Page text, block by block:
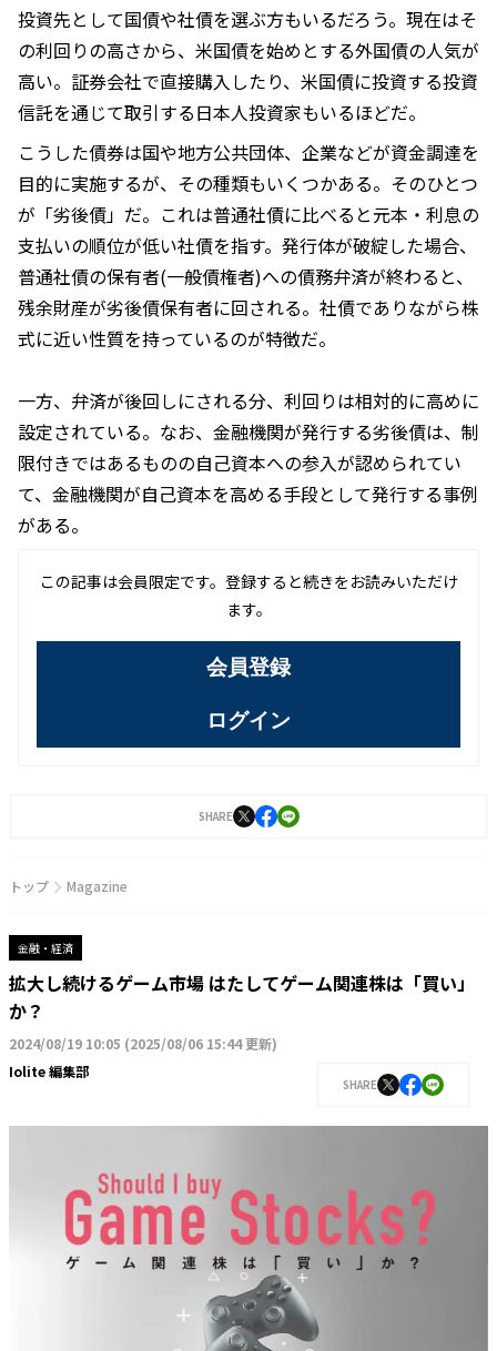
投資先として国債や社債を選ぶ方もいるだろう。現在はそ
の利回りの高さから、米国債を始めとする外国債の人気が
高い。証券会社で直接購入したり、米国債に投資する投資
信託を通じて取引する日本人投資家もいるほどだ。
こうした債券は国や地方公共団体、企業などが資金調達を
目的に実施するが、その種類もいくつかある。そのひとつ
が「劣後債」だ。これは普通社債に比べると元本・利息の
支払いの順位が低い社債を指す。発行体が破綻した場合、
普通社債の保有者(一般債権者)への債務弁済が終わると、
残余財産が劣後債保有者に回される。社債でありながら株
式に近い性質を持っているのが特徴だ。
一方、弁済が後回しにされる分、利回りは相対的に高めに
設定されている。なお、金融機関が発行する劣後債は、制
限付きではあるものの自己資本への参入が認められてい
て、金融機関が自己資本を高める手段として発行する事例
がある。
この記事は会員限定です。登録すると続きをお読みいただけ
ます。
会員登録
ログイン
SHARE
トップ Magazine
金融・経済
拡大し続けるゲーム市場 はたしてゲーム関連株は「買い」
か？
2024/08/19 10:05 (2025/08/06 15:44 更新)
Iolite 編集部
SHARE